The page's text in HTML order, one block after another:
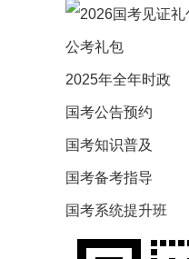
公考礼包
2025年全年时政
国考公告预约
国考知识普及
国考备考指导
国考系统提升班